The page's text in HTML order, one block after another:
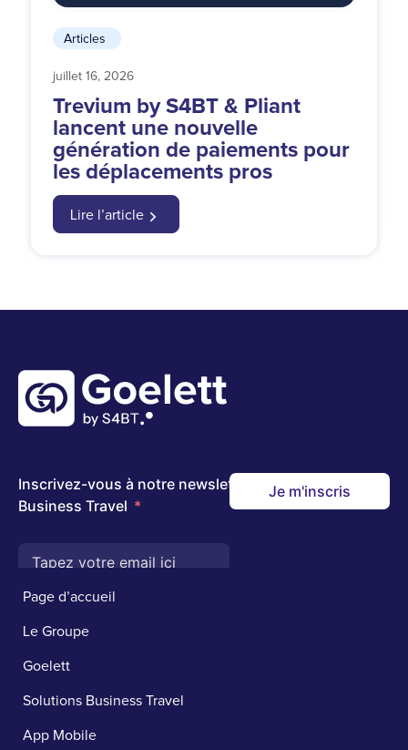
Articles
juillet 16, 2026
Trevium by S4BT & Pliant
lancent une nouvelle
génération de paiements pour
les déplacements pros
Lire l’article
Page d’accueil
Le Groupe
Goelett
Solutions Business Travel
App Mobile